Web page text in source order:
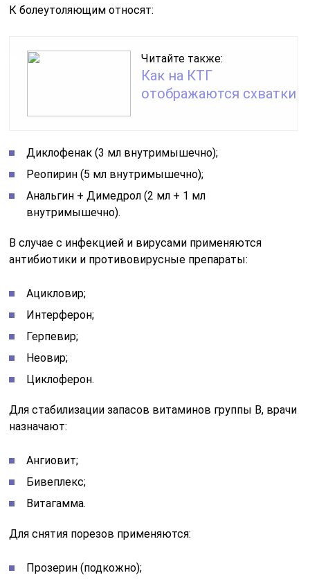
К болеутоляющим относят:
Читайте также:
Как на КТГ
отображаются схватки
Диклофенак (3 мл внутримышечно);
Реопирин (5 мл внутримышечно);
Анальгин + Димедрол (2 мл + 1 мл
внутримышечно).
В случае с инфекцией и вирусами применяются
антибиотики и противовирусные препараты:
Ацикловир;
Интерферон;
Герпевир;
Неовир;
Циклоферон.
Для стабилизации запасов витаминов группы B, врачи
назначают:
Ангиовит;
Бивеплекс;
Витагамма.
Для снятия порезов применяются:
Прозерин (подкожно);